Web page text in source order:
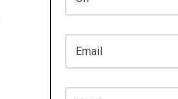
Email
Teléfono